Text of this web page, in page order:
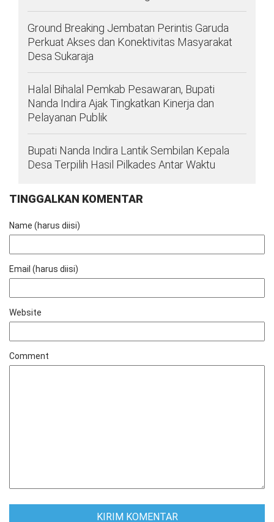
Ground Breaking Jembatan Perintis Garuda
Perkuat Akses dan Konektivitas Masyarakat
Desa Sukaraja
Halal Bihalal Pemkab Pesawaran, Bupati
Nanda Indira Ajak Tingkatkan Kinerja dan
Pelayanan Publik
Bupati Nanda Indira Lantik Sembilan Kepala
Desa Terpilih Hasil Pilkades Antar Waktu
TINGGALKAN KOMENTAR
Name (harus diisi)
Email (harus diisi)
Website
Comment